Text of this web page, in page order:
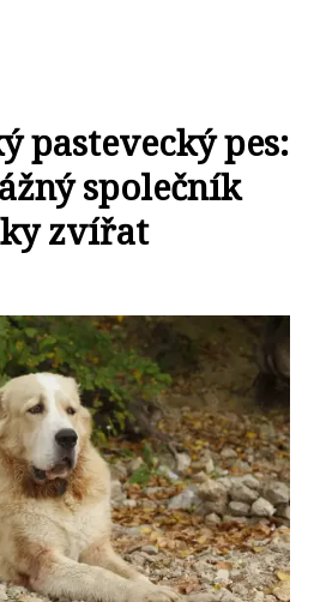
pastevecký pes:
společník
zvířat